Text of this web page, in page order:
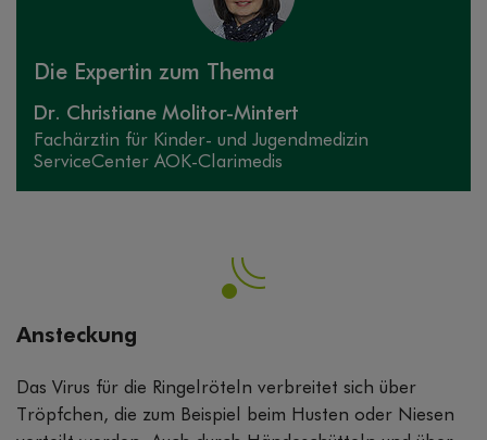
Die Expertin zum Thema
Dr. Christiane Molitor-Mintert
Fachärztin für Kinder- und Jugendmedizin
ServiceCenter AOK-Clarimedis
Ansteckung
Das Virus für die Ringelröteln verbreitet sich über
Tröpfchen, die zum Beispiel beim Husten oder Niesen